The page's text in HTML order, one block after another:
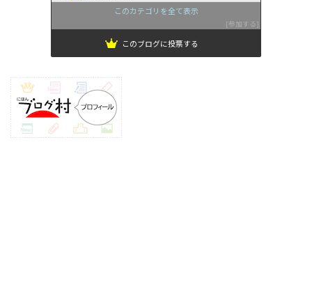
このカテゴリを全て表示
参加する
このブログに投票する